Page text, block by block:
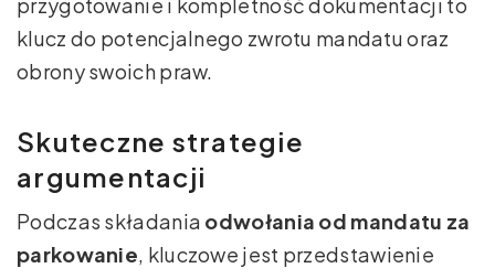
klucz do potencjalnego zwrotu mandatu oraz
obrony swoich praw.
Skuteczne strategie
argumentacji
Podczas składania odwołania od mandatu za
parkowanie, kluczowe jest przedstawienie